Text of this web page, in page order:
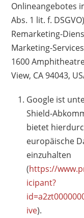
Onlineangebotes
Abs. 1 lit. f.
Remarketing-
Marketing-
1600
View, CA 94043,
Google ist
Shield-
bietet
europäische
einzuhalten
(https://
icipant?
ive).